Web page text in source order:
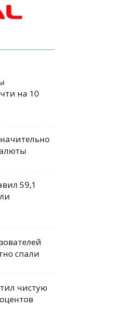
на 10
59,1
спали
чистую